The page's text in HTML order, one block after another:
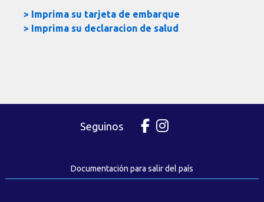
> Imprima su tarjeta de embarque
> Imprima su declaracion de salud
Seguinos
Documentación para salir del país